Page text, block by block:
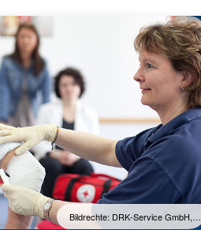
Bildrechte: DRK-Service GmbH,…